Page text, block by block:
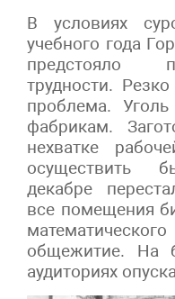
В условиях
учебного года
предстояло
трудности.
проблема.
фабрикам.
нехватке
осуществить
декабре
все помещения
общежитие. На
аудиториях